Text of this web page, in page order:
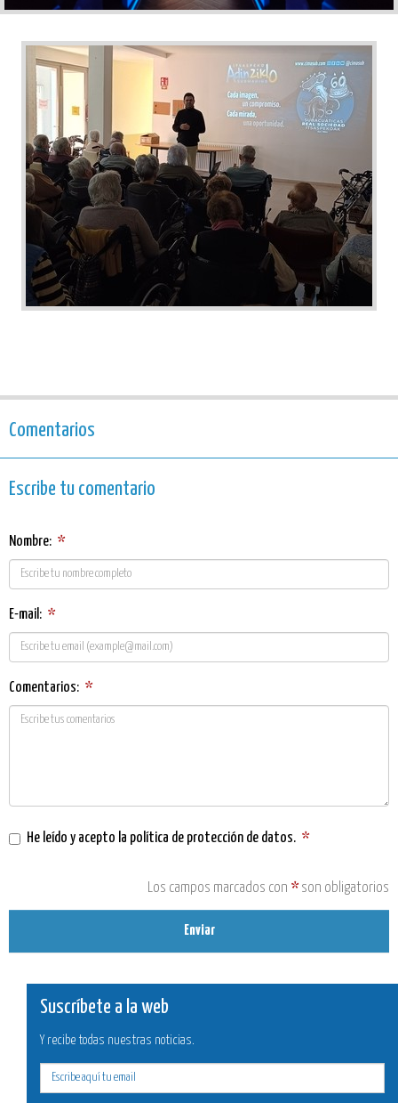
Comentarios
Escribe tu comentario
Nombre: *
E-mail: *
Comentarios: *
He leído y acepto la política de protección de datos. *
Los campos marcados con * son obligatorios
Enviar
Suscríbete a la web
Y recibe todas nuestras noticias.